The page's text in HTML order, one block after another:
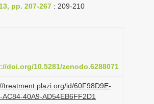
i
i
n
pp. 207-267 : 209-210
doi.org/10.5281/zenodo.6288071
treatment.plazi.org/id/60F98D9E-
AC84-40A9-AD54EB6FF2D1